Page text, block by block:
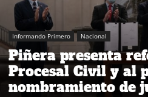
Informando Primero Nacional
Piñera presenta
Procesal Civil y al
nombramiento de